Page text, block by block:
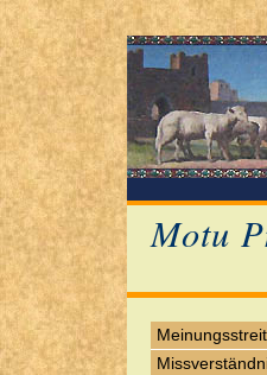
Motu
Meinungsstreit